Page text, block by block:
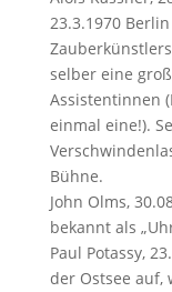
23.3.1970
selber eine
Assistentinnen
einmal eine!).
Bühne.
John Olms,
bekannt als
Paul Potassy,
der Ostsee auf,